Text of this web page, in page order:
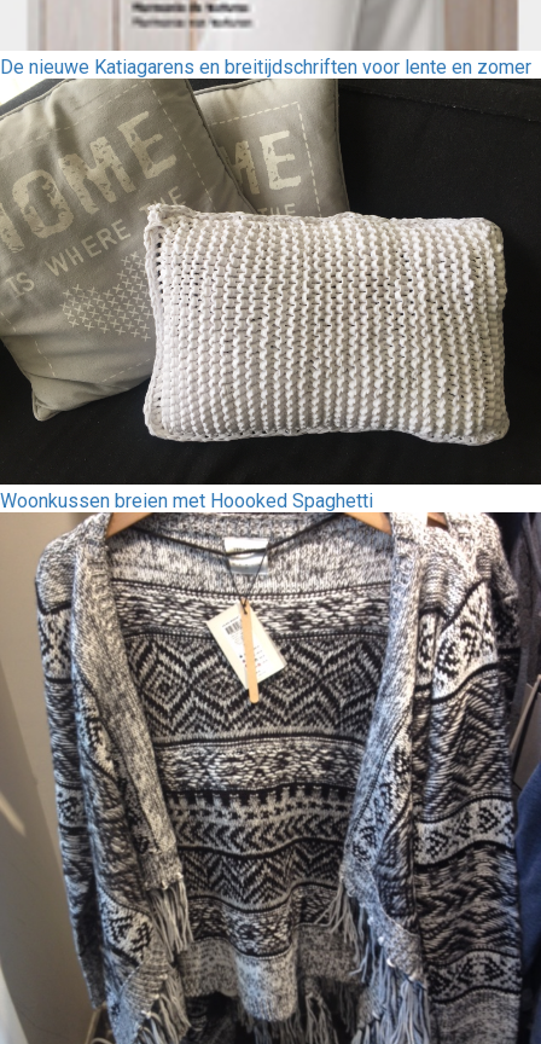
De nieuwe Katiagarens en breitijdschriften voor lente en zomer
Woonkussen breien met Hoooked Spaghetti